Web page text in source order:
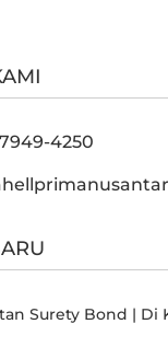
4250
Surety Bond | Di